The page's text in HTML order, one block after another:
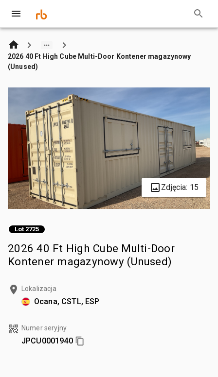
2026 40 Ft High Cube Multi-Door Kontener magazynowy
(Unused)
Zdjęcia: 15
Lot 2725
2026 40 Ft High Cube Multi-Door
Kontener magazynowy (Unused)
Lokalizacja
Ocana, CSTL, ESP
Numer seryjny
JPCU0001940